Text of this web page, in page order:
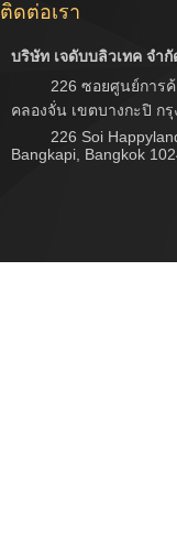
ติดต่อเรา
บริษัท เจดับบลิวเทค จำ
226 ซอยศูนย์การค้
คลองจั่น เขตบางกะปิ ก
226 Soi Happyland
Bangkapi, Bangkok